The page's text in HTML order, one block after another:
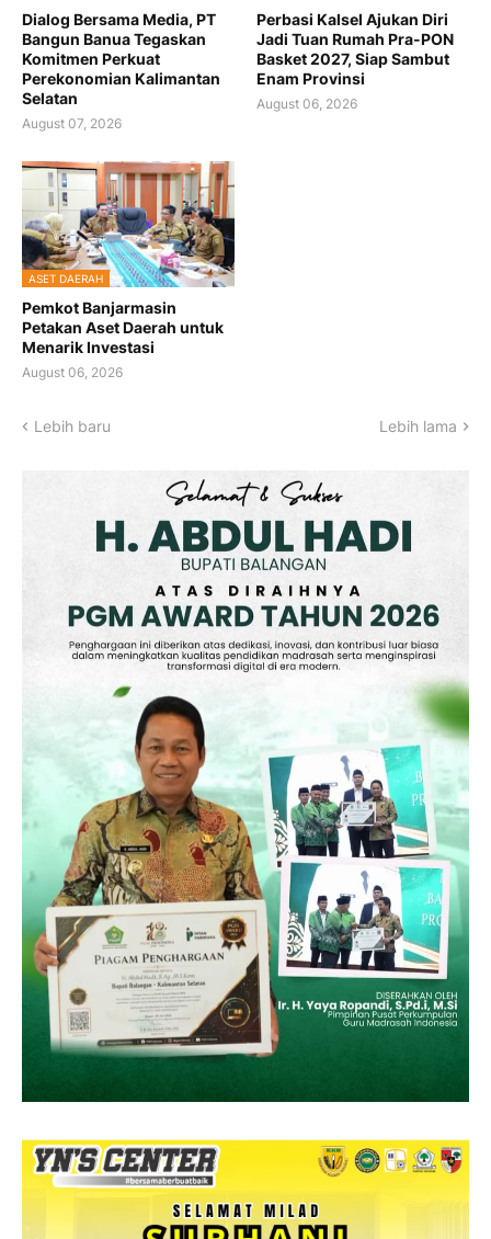
Dialog Bersama Media, PT
Bangun Banua Tegaskan
Komitmen Perkuat
Perekonomian Kalimantan
Selatan
August 07, 2026
Perbasi Kalsel Ajukan Diri
Jadi Tuan Rumah Pra-PON
Basket 2027, Siap Sambut
Enam Provinsi
August 06, 2026
ASET DAERAH
Pemkot Banjarmasin
Petakan Aset Daerah untuk
Menarik Investasi
August 06, 2026
Lebih baru Lebih lama